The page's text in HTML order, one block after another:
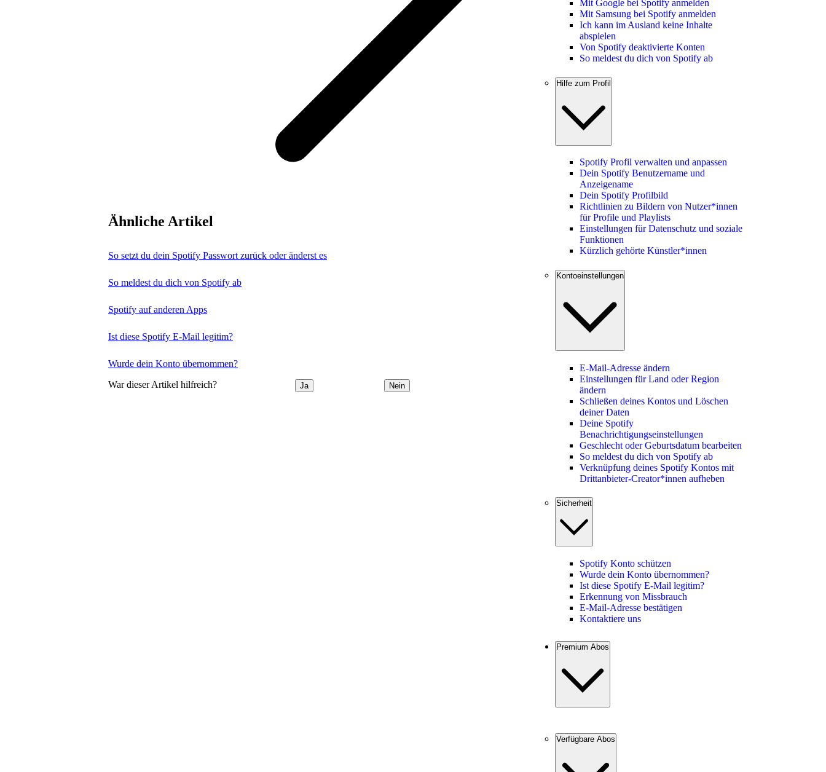
Ähnliche Artikel
So setzt du dein Spotify Passwort zurück oder änderst es
So meldest du dich von Spotify ab
Spotify auf anderen Apps
Ist diese Spotify E-Mail legitim?
Wurde dein Konto übernommen?
War dieser Artikel hilfreich? Ja Nein
Mit Google bei Spotify anmelden
Mit Samsung bei Spotify anmelden
Ich kann im Ausland keine Inhalte
abspielen
Von Spotify deaktivierte Konten
So meldest du dich von Spotify ab
Hilfe zum Profil
Spotify Profil verwalten und anpassen
Dein Spotify Benutzername und
Anzeigename
Dein Spotify Profilbild
Richtlinien zu Bildern von Nutzer*innen
für Profile und Playlists
Einstellungen für Datenschutz und soziale
Funktionen
Kürzlich gehörte Künstler*innen
Kontoeinstellungen
E-Mail-Adresse ändern
Einstellungen für Land oder Region
ändern
Schließen deines Kontos und Löschen
deiner Daten
Deine Spotify
Benachrichtigungseinstellungen
Geschlecht oder Geburtsdatum bearbeiten
So meldest du dich von Spotify ab
Verknüpfung deines Spotify Kontos mit
Drittanbieter-Creator*innen aufheben
Sicherheit
Spotify Konto schützen
Wurde dein Konto übernommen?
Ist diese Spotify E-Mail legitim?
Erkennung von Missbrauch
E-Mail-Adresse bestätigen
Kontaktiere uns
Premium Abos
Verfügbare Abos